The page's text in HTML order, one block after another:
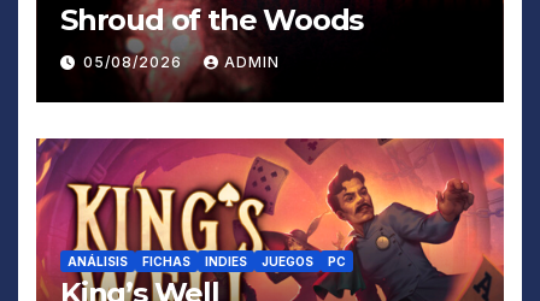
Shroud of the Woods
05/08/2026 ADMIN
ANÁLISIS FICHAS INDIES JUEGOS PC
King’s Well